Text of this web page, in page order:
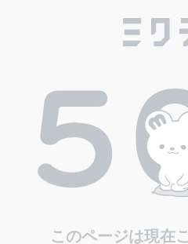
このページは現在